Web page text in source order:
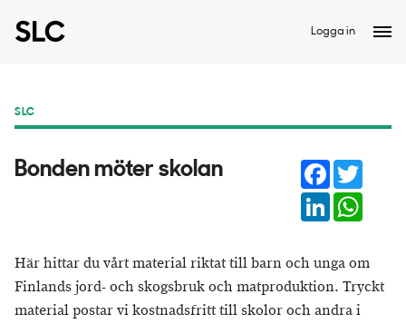
Logga in
SLC
Bonden möter skolan Facebook
LinkedIn
Här hittar du vårt material riktat till barn och unga om
Finlands jord- och skogsbruk och matproduktion. Tryckt
material postar vi kostnadsfritt till skolor och andra i